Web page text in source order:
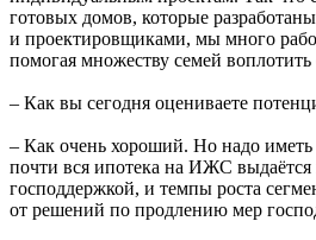
готовых домов, которые
и проектировщиками, мы много
помогая множеству семей
– Как вы сегодня оцениваете
– Как очень хороший. Но надо иметь
почти вся ипотека на ИЖС
господдержкой, и темпы роста
от решений по продлению мер